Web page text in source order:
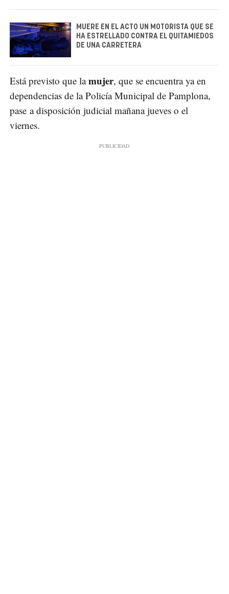
MUERE EN EL ACTO UN MOTORISTA QUE SE
HA ESTRELLADO CONTRA EL QUITAMIEDOS
DE UNA CARRETERA
Está previsto que lamujer, que se encuentra ya en
dependencias de la Policía Municipal de Pamplona,
pase a disposición judicial mañana jueves o el
viernes.